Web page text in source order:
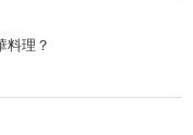
料理？